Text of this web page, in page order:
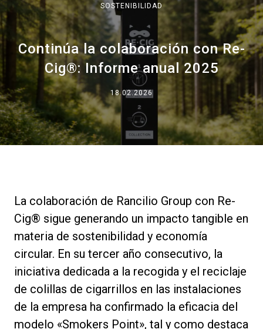
SOSTENIBILIDAD
Continúa la colaboración con Re-
Cig®: Informe anual 2025
18.02.2026
La colaboración de Rancilio Group con Re-
Cig® sigue generando un impacto tangible en
materia de sostenibilidad y economía
circular. En su tercer año consecutivo, la
iniciativa dedicada a la recogida y el reciclaje
de colillas de cigarrillos en las instalaciones
de la empresa ha confirmado la eficacia del
modelo «Smokers Point», tal y como destaca
Our brands
Group
Noticias
Nuestros laboratorios
Sostenibilidad
Connect